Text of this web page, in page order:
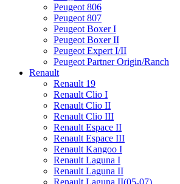
Peugeot 806
Peugeot 807
Peugeot Boxer I
Peugeot Boxer II
Peugeot Expert I/II
Peugeot Partner Origin/Ranch
Renault
Renault 19
Renault Clio I
Renault Clio II
Renault Clio III
Renault Espace II
Renault Espace III
Renault Kangoo I
Renault Laguna I
Renault Laguna II
Renault Laguna II(05-07)